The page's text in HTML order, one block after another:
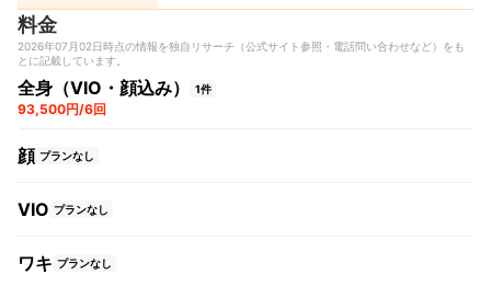
料金
2026年07月02日時点の情報を独自リサーチ（公式サイト参照・電話問い合わせなど）をも
とに記載しています。
全身（VIO・顔込み） 1件
93,500円/6回
顔 プランなし
VIO プランなし
ワキ プランなし